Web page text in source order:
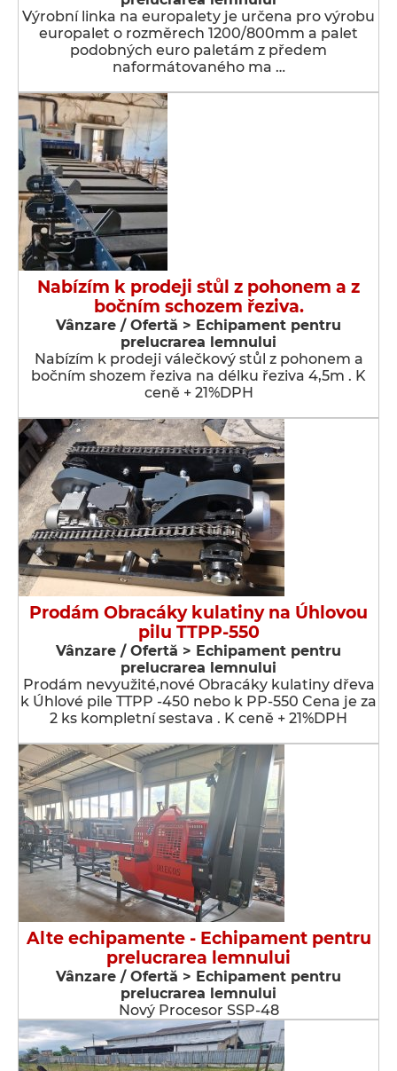
Výrobní linka na europalety je určena pro výrobu
europalet o rozměrech 1200/800mm a palet
podobných euro paletám z předem
naformátovaného ma …
Nabízím k prodeji stůl z pohonem a z
bočním schozem řeziva.
Vânzare / Ofertă > Echipament pentru
prelucrarea lemnului
Nabízím k prodeji válečkový stůl z pohonem a
bočním shozem řeziva na délku řeziva 4,5m . K
ceně + 21%DPH
Prodám Obracáky kulatiny na Úhlovou
pilu TTPP-550
Vânzare / Ofertă > Echipament pentru
prelucrarea lemnului
Prodám nevyužité,nové Obracáky kulatiny dřeva
k Úhlové pile TTPP -450 nebo k PP-550 Cena je za
2 ks kompletní sestava . K ceně + 21%DPH
Alte echipamente - Echipament pentru
prelucrarea lemnului
Vânzare / Ofertă > Echipament pentru
prelucrarea lemnului
Nový Procesor SSP-48